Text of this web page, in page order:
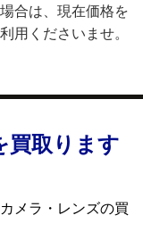
合は、現在価格を
用くださいませ。
買取ります
メラ・レンズの買